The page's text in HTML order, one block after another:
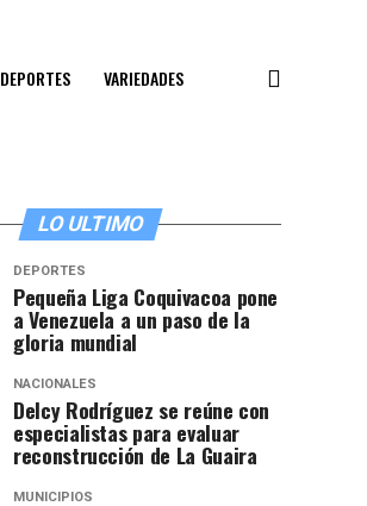
DEPORTES VARIEDADES
LO ULTIMO
DEPORTES
Pequeña Liga Coquivacoa pone
a Venezuela a un paso de la
gloria mundial
NACIONALES
Delcy Rodríguez se reúne con
especialistas para evaluar
reconstrucción de La Guaira
MUNICIPIOS